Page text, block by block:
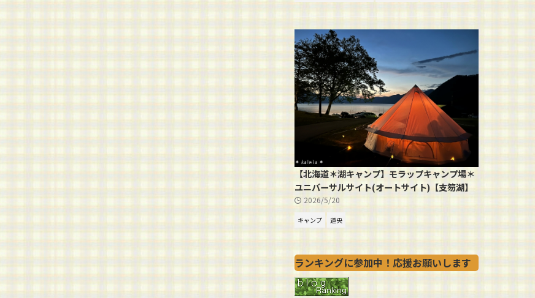
【北海道＊湖キャンプ】モラップキャンプ場＊
ユニバーサルサイト(オートサイト)【支笏湖】
2026/5/20
キャンプ 道央
ランキングに参加中！応援お願いします